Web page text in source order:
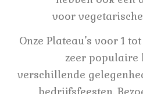
voor
Onze Plateau’s voor 1
zeer populaire
verschillende